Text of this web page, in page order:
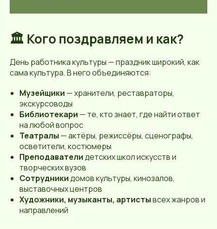
🏛️ Кого поздравляем и как?
День работника культуры — праздник широкий, как
сама культура. В него объединяются:
Музейщики — хранители, реставраторы,
экскурсоводы
Библиотекари — те, кто знает, где найти ответ
на любой вопрос
Театралы — актёры, режиссёры, сценографы,
осветители, костюмеры
Преподавателидетских школ искусств и
творческих вузов
Сотрудникидомов культуры, кинозалов,
выставочных центров
Художники, музыканты, артистывсех жанров и
направлений